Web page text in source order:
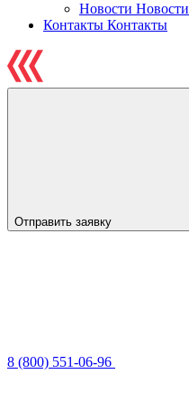
Новости Новости
Контакты Контакты
Отправить заявку
8 (800) 551-06-96